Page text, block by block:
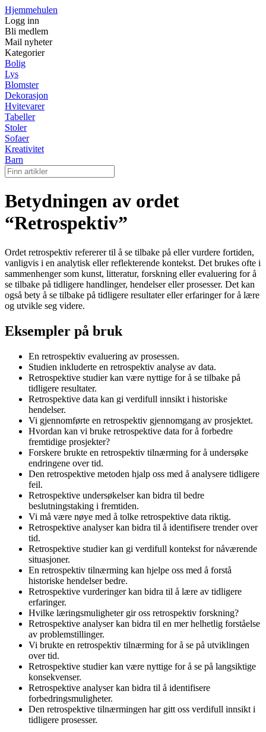
Hjemmehulen
Logg inn
Bli medlem
Mail nyheter
Kategorier
Bolig
Lys
Blomster
Dekorasjon
Hvitevarer
Tabeller
Stoler
Sofaer
Kreativitet
Barn
Betydningen av ordet
“Retrospektiv”
Ordet retrospektiv refererer til å se tilbake på eller vurdere fortiden,
vanligvis i en analytisk eller reflekterende kontekst. Det brukes ofte i
sammenhenger som kunst, litteratur, forskning eller evaluering for å
se tilbake på tidligere handlinger, hendelser eller prosesser. Det kan
også bety å se tilbake på tidligere resultater eller erfaringer for å lære
og utvikle seg videre.
Eksempler på bruk
En retrospektiv evaluering av prosessen.
Studien inkluderte en retrospektiv analyse av data.
Retrospektive studier kan være nyttige for å se tilbake på
tidligere resultater.
Retrospektive data kan gi verdifull innsikt i historiske
hendelser.
Vi gjennomførte en retrospektiv gjennomgang av prosjektet.
Hvordan kan vi bruke retrospektive data for å forbedre
fremtidige prosjekter?
Forskere brukte en retrospektiv tilnærming for å undersøke
endringene over tid.
Den retrospektive metoden hjalp oss med å analysere tidligere
feil.
Retrospektive undersøkelser kan bidra til bedre
beslutningstaking i fremtiden.
Vi må være nøye med å tolke retrospektive data riktig.
Retrospektive analyser kan bidra til å identifisere trender over
tid.
Retrospektive studier kan gi verdifull kontekst for nåværende
situasjoner.
En retrospektiv tilnærming kan hjelpe oss med å forstå
historiske hendelser bedre.
Retrospektive vurderinger kan bidra til å lære av tidligere
erfaringer.
Hvilke læringsmuligheter gir oss retrospektiv forskning?
Retrospektive analyser kan bidra til en mer helhetlig forståelse
av problemstillinger.
Vi brukte en retrospektiv tilnærming for å se på utviklingen
over tid.
Retrospektive studier kan være nyttige for å se på langsiktige
konsekvenser.
Retrospektive analyser kan bidra til å identifisere
forbedringsmuligheter.
Den retrospektive tilnærmingen har gitt oss verdifull innsikt i
tidligere prosesser.